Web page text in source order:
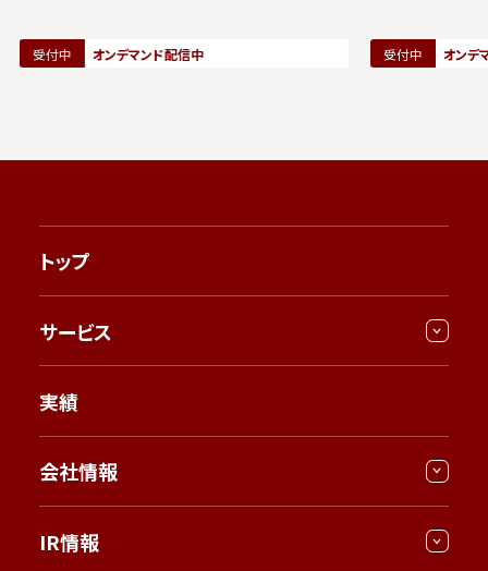
受付中 オンデマンド配信中 受付中 オンデ
トップ
サービス
実績
会社情報
IR情報